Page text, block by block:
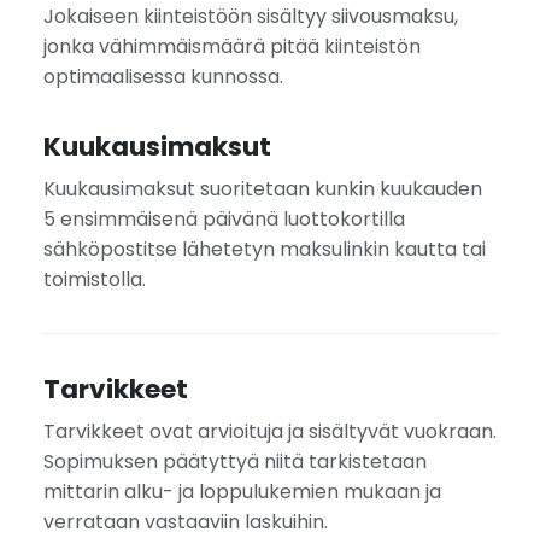
Jokaiseen kiinteistöön sisältyy siivousmaksu,
jonka vähimmäismäärä pitää kiinteistön
optimaalisessa kunnossa.
Kuukausimaksut
Kuukausimaksut suoritetaan kunkin kuukauden
5 ensimmäisenä päivänä luottokortilla
sähköpostitse lähetetyn maksulinkin kautta tai
toimistolla.
Tarvikkeet
Tarvikkeet ovat arvioituja ja sisältyvät vuokraan.
Sopimuksen päätyttyä niitä tarkistetaan
mittarin alku- ja loppulukemien mukaan ja
verrataan vastaaviin laskuihin.